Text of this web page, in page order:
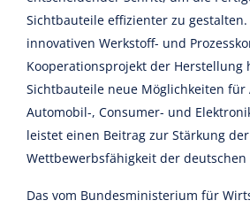
Sichtbauteile effizienter zu
innovativen Werkstoff- und
Kooperationsprojekt der Herstellung
Sichtbauteile neue Möglichkeiten für
Automobil-, Consumer- und
leistet einen Beitrag zur Stärkung der
Wettbewerbsfähigkeit der
Das vom Bundesministerium für